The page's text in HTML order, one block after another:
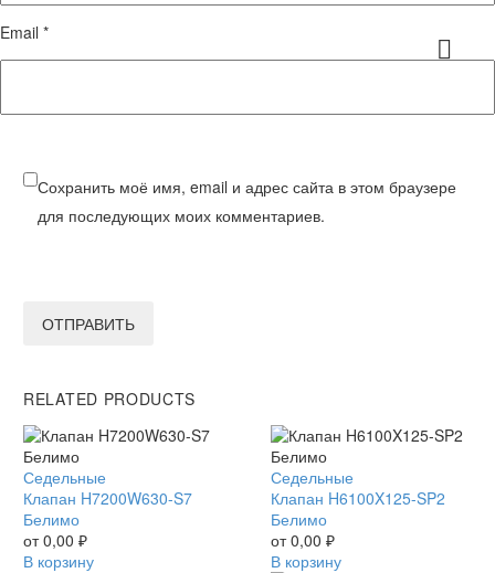
Email *
Сохранить моё имя, email и адрес сайта в этом браузере
для последующих моих комментариев.
ОТПРАВИТЬ
RELATED PRODUCTS
Клапан
H7200W630-
S7
Белимо
Седельные
Клапан H7200W630-S7
Белимо
от0,00 ₽
В корзину
Клапан
H6100X125-
SP2
Белимо
Седельные
Клапан H6100X125-SP2
Белимо
от0,00 ₽
В корзину